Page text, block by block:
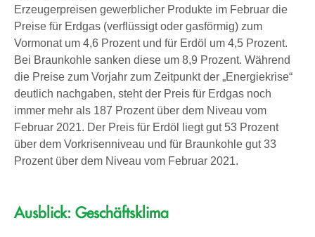
Erzeugerpreisen gewerblicher Produkte im Februar die
Preise für Erdgas (verflüssigt oder gasförmig) zum
Vormonat um 4,6 Prozent und für Erdöl um 4,5 Prozent.
Bei Braunkohle sanken diese um 8,9 Prozent. Während
die Preise zum Vorjahr zum Zeitpunkt der „Energiekrise“
deutlich nachgaben, steht der Preis für Erdgas noch
immer mehr als 187 Prozent über dem Niveau vom
Februar 2021. Der Preis für Erdöl liegt gut 53 Prozent
über dem Vorkrisenniveau und für Braunkohle gut 33
Prozent über dem Niveau vom Februar 2021.
Ausblick: Geschäftsklima